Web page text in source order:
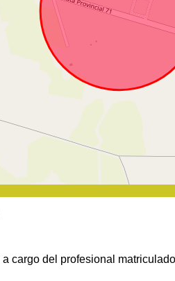
cargo del profesional